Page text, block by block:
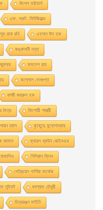
উৎপল ভট্টাচার্য
এফ. স্কট. ফিটজিরাল্ড
রানা রবি এহসান উল হক
কঙ্কাবতী দত্ত
কমলেশ রায়
কল্লোল সেনগুপ্ত
কাজী জহুরুল হক
মৈত্র কিশোরী শাস্ত্রী
ব্যাস কৃষ্ণেন্দু মুখােপাধ্যায়
জামান ক্যারল ব্রাউন জেইনওয়ে
গিলিয়ান ফ্লিন
গেব্রিয়েল গার্সিয়া মার্কেজ
সুইফট ঘনশ্যাম চৌধুরী
চিত্ররঞ্জন মাইতি